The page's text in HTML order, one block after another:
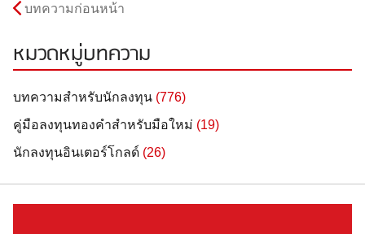
บทความก่อนหน้า
หมวดหมู่บทความ
บทความสำหรับนักลงทุน (776)
คู่มือลงทุนทองคำสำหรับมือใหม่ (19)
นักลงทุนอินเตอร์โกลด์ (26)